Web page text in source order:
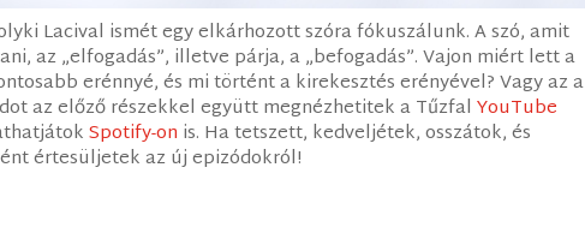
Lacival ismét egy elkárhozott szóra fókuszálunk. A szó, amit
az „elfogadás”, illetve párja, a „befogadás”. Vajon miért lett a
erénnyé, és mi történt a kirekesztés erényével? Vagy az a
az előző részekkel együtt megnézhetitek a TűzfalYouTube
Spotify-on is. Ha tetszett, kedveljétek, osszátok, és
értesüljetek az új epizódokról!